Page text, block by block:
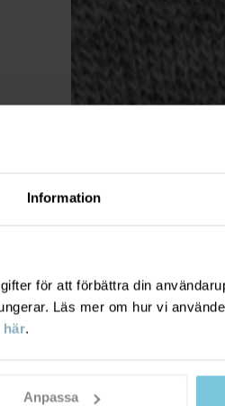
Information
för att förbättra din
Läs mer om hur vi
här.
Anpassa